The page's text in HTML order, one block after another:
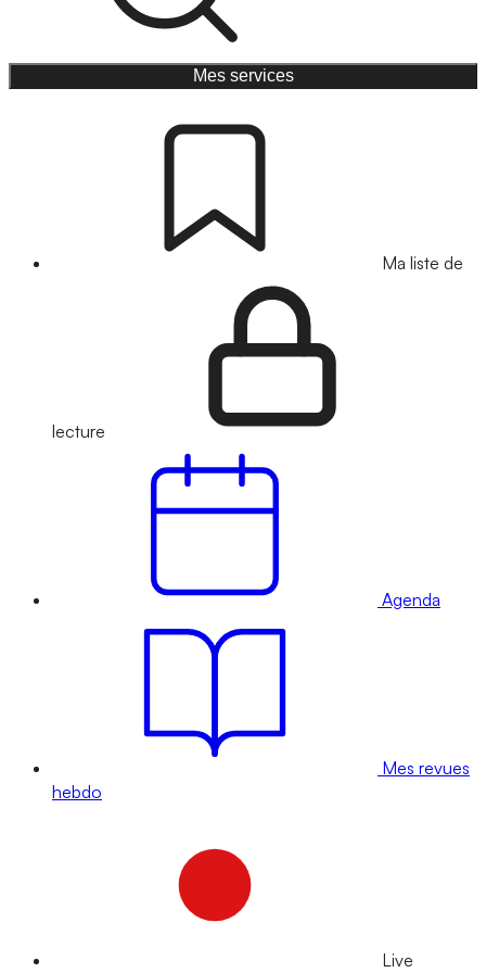
Mes services
Ma liste de
lecture
Agenda
Mes revues
hebdo
Live